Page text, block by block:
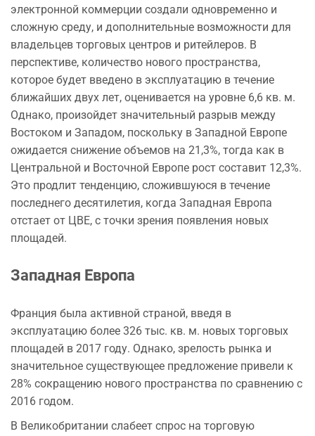
электронной коммерции создали одновременно и
сложную среду, и дополнительные возможности для
владельцев торговых центров и ритейлеров. В
перспективе, количество нового пространства,
которое будет введено в эксплуатацию в течение
ближайших двух лет, оценивается на уровне 6,6 кв. м.
Однако, произойдет значительный разрыв между
Востоком и Западом, поскольку в Западной Европе
ожидается снижение объемов на 21,3%, тогда как в
Центральной и Восточной Европе рост составит 12,3%.
Это продлит тенденцию, сложившуюся в течение
последнего десятилетия, когда Западная Европа
отстает от ЦВЕ, с точки зрения появления новых
площадей.
Западная Европа
Франция была активной страной, введя в
эксплуатацию более 326 тыс. кв. м. новых торговых
площадей в 2017 году. Однако, зрелость рынка и
значительное существующее предложение привели к
28% сокращению нового пространства по сравнению с
2016 годом.
В Великобритании слабеет спрос на торговую